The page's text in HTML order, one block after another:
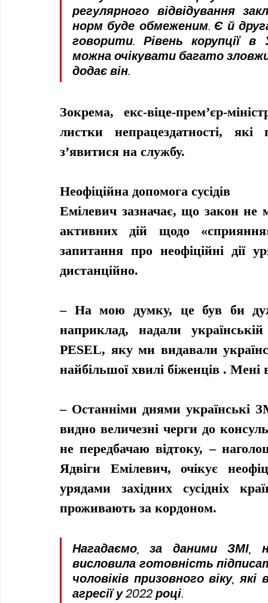
регулярного відвідування
норм буде обмеженим. Є й
говорити. Рівень корупції в
можна очікувати багато
додає він.
Зокрема, екс-віце-прем’єр-
листки непрацездатності, які
з’явитися на службу.
Неофіційна допомога сусідів
Емілевич зазначає, що закон не
активних дій щодо
запитання про неофіційні дії
дистанційно.
– На мою думку, це був би
наприклад, надали
PESEL, яку ми видавали
найбільшої хвилі біженців .
– Останніми днями українські
видно величезні черги до
не передбачаю відтоку, –
Ядвіги Емілевич, очікує
урядами західних сусідніх
проживають за кордоном.
Нагадаємо, за даними ЗМІ,
висловила готовність
чоловіків призовного віку,
агресії у 2022 році.